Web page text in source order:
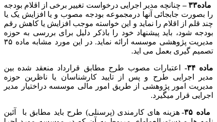
ماده۳۳ –
چنانچه مدیر اجرایی درخواست تغییر برخی از اقلام بودجه
را بصورت جابجائی آنها درمجموعه بودجه مصوب و یا افزایش یک یا
چند قلم از اقلام را نماید و این خواسته موجب افزایش یا کاهش رقم
بودجه شود، باید پیشنهاد خود را باذکر دلیل برای بررسی به حوزه
مدیریت پژوهشی موسسه ارائه نماید. در این مورد مشابه ماده ۳۵
تصمیم گیری بعمل می اید.
ماده ۳۴-
اعتبارات مصوب طرح مطابق قرارداد منعقد شده بین
مدیر اجرایی طرح و پس از تایید کارشناسان یا ناظرین حوزه
مدیریت امور پژوهشی از طریق امور مالی موسسه دراختیار مدیر
اجرایی قرار میگیرد.
ماده ۳۵-
هزینه های کارمندی (پرسنلی) طرح باید مطابق با آئین